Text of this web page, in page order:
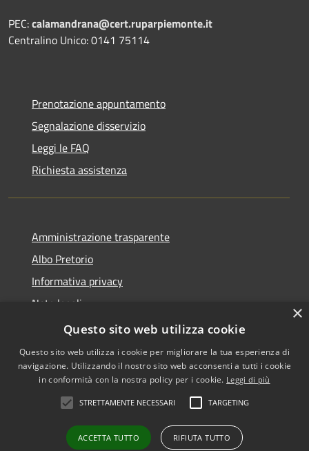
PEC:calamandrana@cert.ruparpiemonte.it
Centralino Unico: 0141 75114
Prenotazione appuntamento
Segnalazione disservizio
Leggi le FAQ
Richiesta assistenza
Amministrazione trasparente
Albo Pretorio
Informativa privacy
Note legali
Dichiarazione di accessibilità
Accessibilità
•Accesso redazione
×
Questo sito web utilizza cookie
Questo sito web utilizza i cookie per migliorare la tua esperienza di
navigazione. Utilizzando il nostro sito web acconsenti a tutti i cookie
in conformità con la nostra policy per i cookie. Leggi di più
STRETTAMENTE NECESSARI TARGETING
ACCETTA TUTTO RIFIUTA TUTTO